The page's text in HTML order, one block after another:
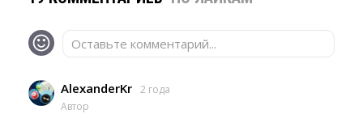
Оставьте комментарий...
AlexanderKr 2 года
Автор